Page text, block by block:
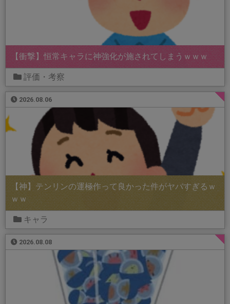
【衝撃】恒常キャラに神強化が施されてしまうｗｗｗ
評価・考察
2026.08.06
【神】テンリンの運極作って良かった件がヤバすぎるｗ
ｗｗ
キャラ
2026.08.08